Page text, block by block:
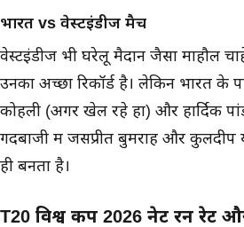
भारत vs वेस्टइंडीज मैच
वेस्टइंडीज भी घरेलू मैदान जैसा माहौल
उनका अच्छा रिकॉर्ड है। लेकिन भारत के
कोहली (अगर खेल रहे हों) और हार्दिक
गेंदबाजी में जसप्रीत बुमराह और
ही बनता है।
T20 विश्व कप 2026 नेट रन रेट